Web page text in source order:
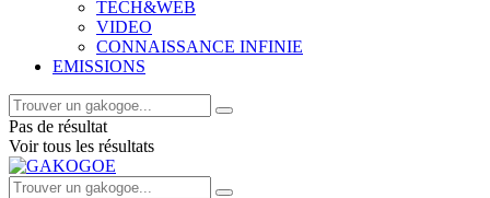
TECH&WEB
VIDEO
CONNAISSANCE INFINIE
EMISSIONS
Pas de résultat
Voir tous les résultats